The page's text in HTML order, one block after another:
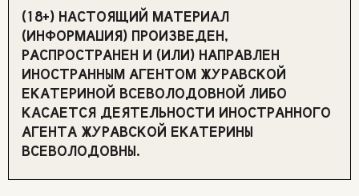
(18+) НАСТОЯЩИЙ МАТЕРИАЛ
(ИНФОРМАЦИЯ) ПРОИЗВЕДЕН,
РАСПРОСТРАНЕН И (ИЛИ) НАПРАВЛЕН
ИНОСТРАННЫМ АГЕНТОМ ЖУРАВСКОЙ
ЕКАТЕРИНОЙ ВСЕВОЛОДОВНОЙ ЛИБО
КАСАЕТСЯ ДЕЯТЕЛЬНОСТИ ИНОСТРАННОГО
АГЕНТА ЖУРАВСКОЙ ЕКАТЕРИНЫ
ВСЕВОЛОДОВНЫ.